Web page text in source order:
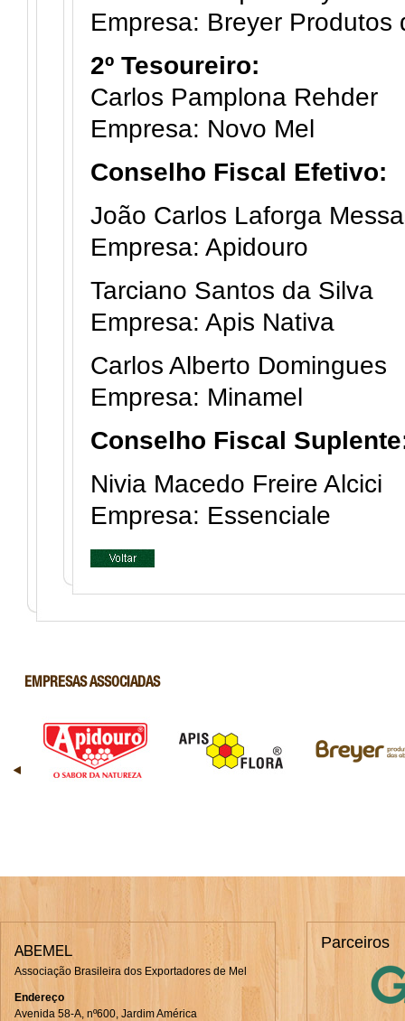
Empresa: Breyer Produtos
2º Tesoureiro:
Carlos Pamplona Rehder
Empresa: Novo Mel
Conselho Fiscal Efetivo:
João Carlos Laforga
Empresa: Apidouro
Tarciano Santos da Silva
Empresa: Apis Nativa
Carlos Alberto Domingues
Empresa: Minamel
Conselho Fiscal
Nivia Macedo Freire Alcici
Empresa: Essenciale
EMPRESAS ASSOCIADAS
ABEMEL
Associação Brasileira dos Exportadores de Mel
Endereço
Avenida 58-A, nº600, Jardim América
Parceiros